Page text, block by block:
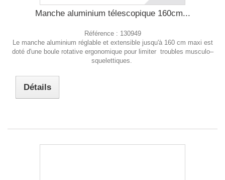
Manche aluminium télescopique 160cm...
Référence : 130949
Le manche aluminium réglable et extensible jusqu'à 160 cm maxi est
doté d'une boule rotative ergonomique pour limiter troubles musculo–
squelettiques.
Détails